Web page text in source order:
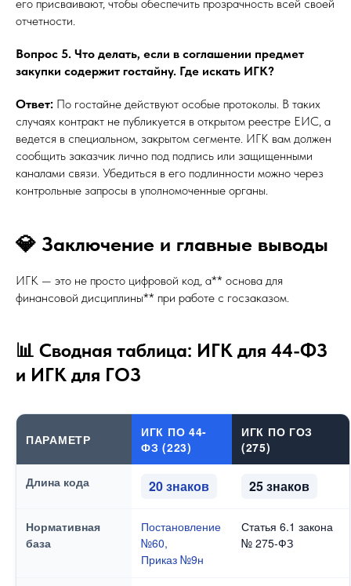
его присваивают, чтобы обеспечить прозрачность всей своей
отчетности.
Вопрос 5. Что делать, если в соглашении предмет
закупки содержит гостайну. Где искать ИГК?
Ответ: По гостайне действуют особые протоколы. В таких
случаях контракт не публикуется в открытом реестре ЕИС, а
ведется в специальном, закрытом сегменте. ИГК вам должен
сообщить заказчик лично под подпись или защищенными
каналами связи. Убедиться в его подлинности можно через
контрольные запросы в уполномоченные органы.
💎 Заключение и главные выводы
ИГК — это не просто цифровой код, а** основа для
финансовой дисциплины** при работе с госзаказом.
📊 Сводная таблица: ИГК для 44-ФЗ
и ИГК для ГОЗ
ПАРАМЕТР
ИГК ПО 44-
ФЗ (223)
ИГК ПО ГОЗ
(275)
Длина кода 20 знаков 25 знаков
Нормативная
база
Постановление
№60,
Приказ №9н
Статья 6.1 закона
№ 275-ФЗ